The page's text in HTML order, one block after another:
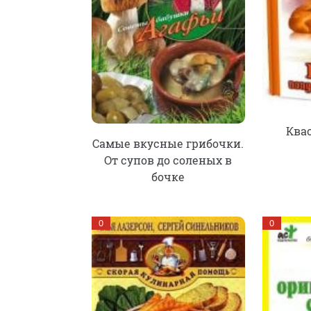
Самые вкусные грибочки.
От супов до соленых в
бочке
0 0